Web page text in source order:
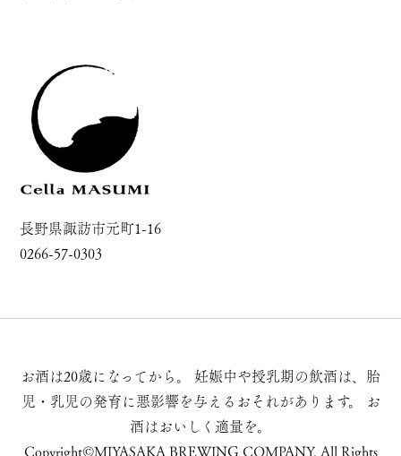
長野県諏訪市元町1-16
0266-57-0303
お酒は20歳になってから。
妊娠中や授乳期の飲酒は、胎
児・乳児の発育に悪影響を与えるおそれがあります。
お
酒はおいしく適量を。
Copyright©MIYASAKA BREWING COMPANY, All Rights